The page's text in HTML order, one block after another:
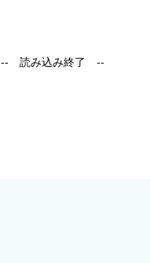
-- 読み込み終了 --